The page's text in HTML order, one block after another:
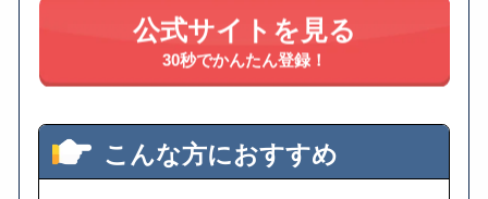
公式サイトを見る
30秒でかんたん登録！
こんな方におすすめ